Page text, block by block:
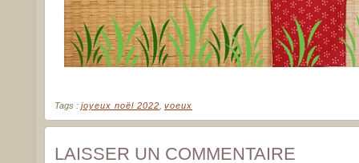
Tags : joyeux noël 2022 voeux
LAISSER UN COMMENTAIRE